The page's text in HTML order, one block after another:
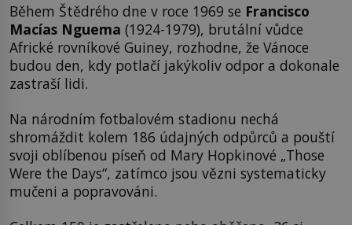
Během Štědrého dne v roce 1969 se Francisco
Macías Nguema (1924-1979), brutální vůdce
Africké rovníkové Guiney, rozhodne, že Vánoce
budou den, kdy potlačí jakýkoliv odpor a dokonale
zastraší lidi.
Na národním fotbalovém stadionu nechá
shromáždit kolem 186 údajných odpůrců a pouští
svoji oblíbenou píseň od Mary Hopkinové „Those
Were the Days“, zatímco jsou vězni systematicky
mučeni a popravováni.